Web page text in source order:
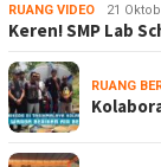
RUANG VIDEO 21
Keren! SMP Lab
RUANG